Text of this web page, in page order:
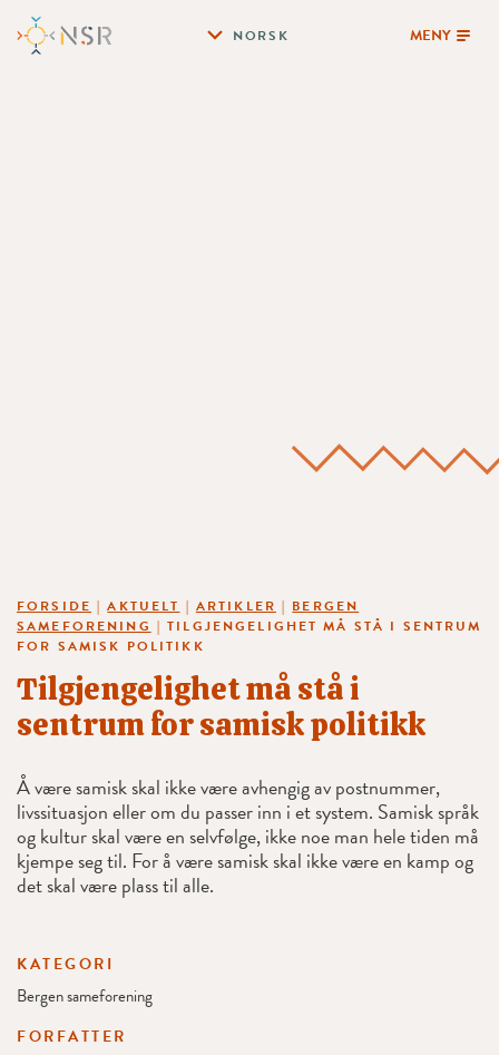
NORSK MENY
FORSIDE |AKTUELT | ARTIKLER | BERGEN
SAMEFORENING |TILGJENGELIGHET MÅ STÅ I SENTRUM
FOR SAMISK POLITIKK
Tilgjengelighet må stå i
sentrum for samisk politikk
Å være samisk skal ikke være avhengig av postnummer,
livssituasjon eller om du passer inn i et system. Samisk språk
og kultur skal være en selvfølge, ikke noe man hele tiden må
kjempe seg til. For å være samisk skal ikke være en kamp og
det skal være plass til alle.
KATEGORI
Bergen sameforening
FORFATTER